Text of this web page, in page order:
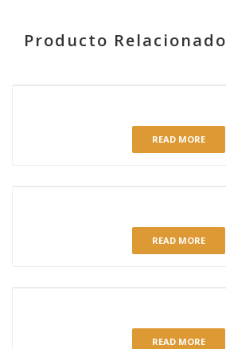
Producto Relacionado
READ MORE
READ MORE
READ MORE